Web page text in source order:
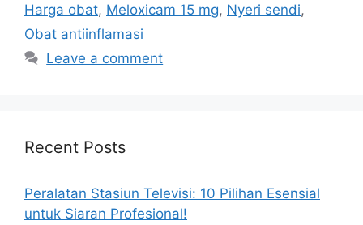
Harga obat, Meloxicam 15 mg, Nyeri sendi,
Obat antiinflamasi
Leave a comment
Recent Posts
Peralatan Stasiun Televisi: 10 Pilihan Esensial
untuk Siaran Profesional!